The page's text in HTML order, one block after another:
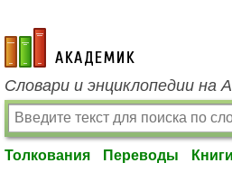
academic.ru
Словари и энциклопедии на
Толкования Переводы Книги